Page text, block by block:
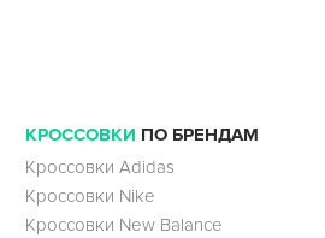
КРОССОВКИ ПО БРЕНДАМ
Кроссовки Adidas
Кроссовки Nike
Кроссовки New Balance